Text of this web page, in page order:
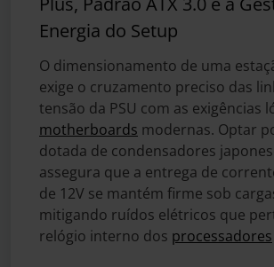
Energia do Setup
O dimensionamento de uma
exige o cruzamento preciso das
tensão da PSU com as exigências
motherboards modernas. Optar
dotada de condensadores
assegura que a entrega de
de 12V se mantém firme sob
mitigando ruídos elétricos que
relógio interno dos processadores